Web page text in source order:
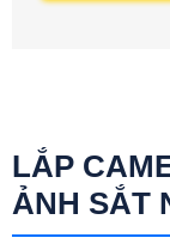
LẮP
ẢNH SẮT